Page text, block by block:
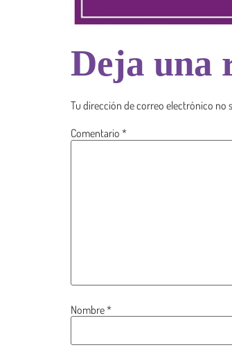
Deja una
Tu dirección de correo electrónico no
Comentario *
Nombre*